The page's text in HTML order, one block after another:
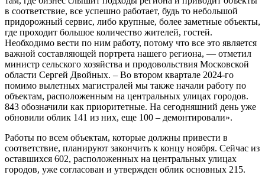
в соответствие, все успешно работает, будь то небольшой
придорожный сервис, либо крупные, более заметные объекты,
где проходит большое количество жителей, гостей.
Необходимо вести по ним работу, потому что все это является
важной составляющей портрета нашего региона, — отметил
министр сельского хозяйства и продовольствия Московской
области Сергей Двойных. – Во втором квартале 2024-го
помимо вылетных магистралей мы также начали работу по
объектам, расположенным на центральных улицах городов.
843 обозначили как приоритетные. На сегодняшний день уже
обновили облик 141 из них, еще 100 – демонтировали».
Работы по всем объектам, которые должны привести в
соответствие, планируют закончить к концу ноября. Сейчас из
оставшихся 602, расположенных на центральных улицах
городов, уже согласован и утвержден облик основных 215.